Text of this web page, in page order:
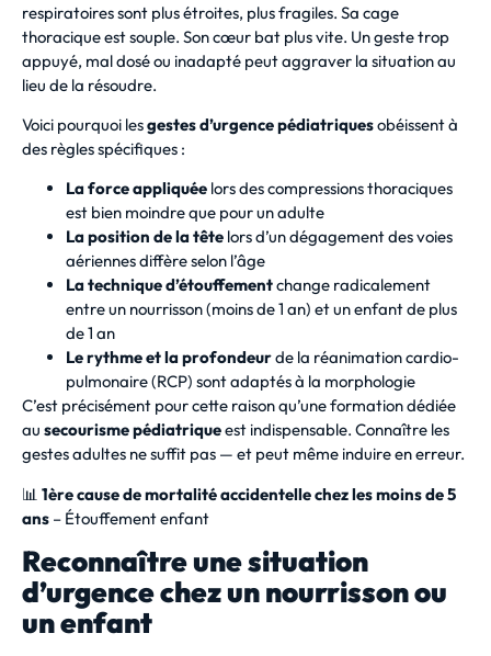
respiratoires sont plus étroites, plus fragiles. Sa cage
thoracique est souple. Son cœur bat plus vite. Un geste trop
appuyé, mal dosé ou inadapté peut aggraver la situation au
lieu de la résoudre.
Voici pourquoi lesgestes d’urgence pédiatriquesobéissent à
des règles spécifiques :
La force appliquée lors des compressions thoraciques
est bien moindre que pour un adulte
La position de la tête lors d’un dégagement des voies
aériennes diffère selon l’âge
La technique d’étouffementchange radicalement
entre un nourrisson (moins de 1 an) et un enfant de plus
de 1 an
Le rythme et la profondeurde la réanimation cardio-
pulmonaire (RCP) sont adaptés à la morphologie
C’est précisément pour cette raison qu’une formation dédiée
au secourisme pédiatriqueest indispensable. Connaître les
gestes adultes ne suffit pas — et peut même induire en erreur.
📊 1ère cause de mortalité accidentelle chez les moins de 5
ans – Étouffement enfant
Reconnaître une situation
d’urgence chez un nourrisson ou
un enfant